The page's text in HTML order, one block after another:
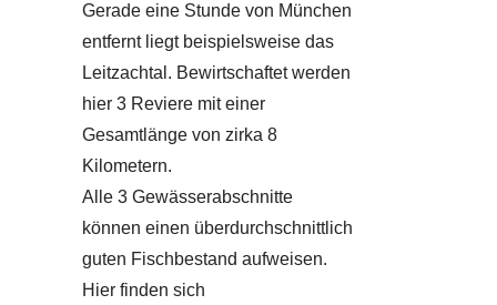
Gerade eine Stunde von München
entfernt liegt beispielsweise das
Leitzachtal. Bewirtschaftet werden
hier 3 Reviere mit einer
Gesamtlänge von zirka 8
Kilometern.
Alle 3 Gewässerabschnitte
können einen überdurchschnittlich
guten Fischbestand aufweisen.
Hier finden sich